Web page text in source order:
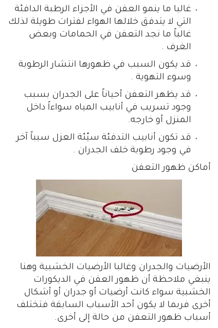
غالبا ما ينمو العفن في الأجزاء الرطبة الدافئة
التي لا يتدفق خلالها الهواء لفترات طويلة لذلك
غالباً ما نجد التعفن في الحمامات وبعض
الغرف .
قد يكون السبب في ظهورها انتشار الرطوبة
وسوء التهوية .
قد يظهر التعفن أحياناً على الجدران بسبب
وجود تسريب في أنابيب المياه سواءاً داخل
المنزل أو خارجه.
قد تكون أنابيب التدفئة سيّئة العزل سبباً آخر
في وجود رطوبة خلف الجدران .
أماكن ظهور التعفن
الأرضيات والجدران وغالبا الأرضيات الخشبية وهنا
ينبغي ملاحظة أن ظهور العفن في الديكورات
الخشبية سواء كانت أرضيات أو جدران أو أشكال
أخرى فربما لا يكون أحد الأسباب السابقة فتختلف
أسباب ظهور التعفن من حالة إلى أخرى.